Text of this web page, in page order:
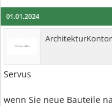
01.01.2024
ArchitekturKontor
Servus
wenn Sie neue Bauteile